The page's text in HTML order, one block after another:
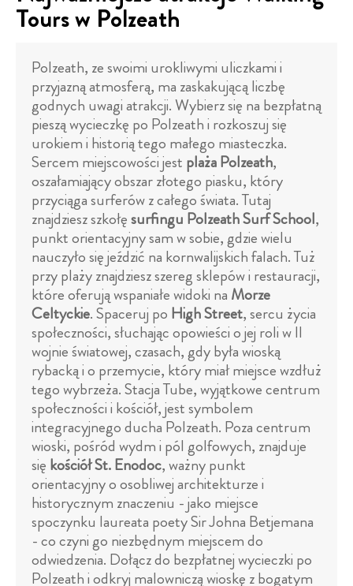
Tours w Polzeath
Polzeath, ze swoimi urokliwymi uliczkami i
przyjazną atmosferą, ma zaskakującą liczbę
godnych uwagi atrakcji. Wybierz się na bezpłatną
pieszą wycieczkę po Polzeath i rozkoszuj się
urokiem i historią tego małego miasteczka.
Sercem miejscowości jest plaża Polzeath,
oszałamiający obszar złotego piasku, który
przyciąga surferów z całego świata. Tutaj
znajdziesz szkołęsurfingu Polzeath Surf School,
punkt orientacyjny sam w sobie, gdzie wielu
nauczyło się jeździć na kornwalijskich falach. Tuż
przy plaży znajdziesz szereg sklepów i restauracji,
które oferują wspaniałe widoki na Morze
Celtyckie. Spaceruj po High Street, sercu życia
społeczności, słuchając opowieści o jej roli w II
wojnie światowej, czasach, gdy była wioską
rybacką i o przemycie, który miał miejsce wzdłuż
tego wybrzeża. Stacja Tube, wyjątkowe centrum
społeczności i kościół, jest symbolem
integracyjnego ducha Polzeath. Poza centrum
wioski, pośród wydm i pól golfowych, znajduje
się kościół St. Enodoc, ważny punkt
orientacyjny o osobliwej architekturze i
historycznym znaczeniu - jako miejsce
spoczynku laureata poety Sir Johna Betjemana
- co czyni go niezbędnym miejscem do
odwiedzenia. Dołącz do bezpłatnej wycieczki po
Polzeath i odkryj malowniczą wioskę z bogatym